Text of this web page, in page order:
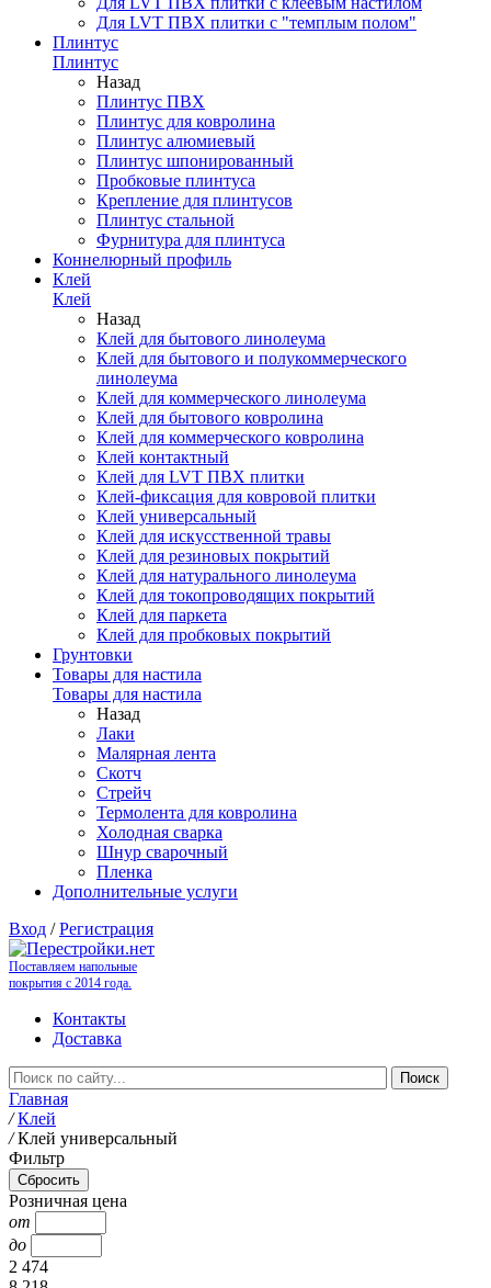
Для LVT ПВХ плитки с "темплым полом"
Плинтус
Плинтус
Назад
Плинтус ПВХ
Плинтус для ковролина
Плинтус алюмиевый
Плинтус шпонированный
Пробковые плинтуса
Крепление для плинтусов
Плинтус стальной
Фурнитура для плинтуса
Коннелюрный профиль
Клей
Клей
Назад
Клей для бытового линолеума
Клей для бытового и полукоммерческого
линолеума
Клей для коммерческого линолеума
Клей для бытового ковролина
Клей для коммерческого ковролина
Клей контактный
Клей для LVT ПВХ плитки
Клей-фиксация для ковровой плитки
Клей универсальный
Клей для искусственной травы
Клей для резиновых покрытий
Клей для натурального линолеума
Клей для токопроводящих покрытий
Клей для паркета
Клей для пробковых покрытий
Грунтовки
Товары для настила
Товары для настила
Назад
Лаки
Малярная лента
Скотч
Стрейч
Термолента для ковролина
Холодная сварка
Шнур сварочный
Пленка
Дополнительные услуги
Вход /Регистрация
Поставляем напольные
покрытия с 2014 года.
Контакты
Доставка
Главная
/ Клей
/ Клей универсальный
Фильтр
Розничная цена
от
до
2 474